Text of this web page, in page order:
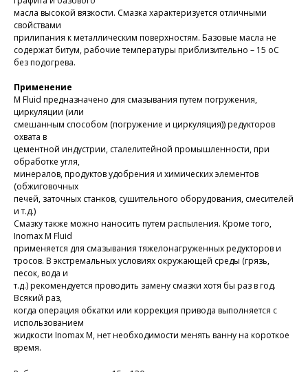
масла высокой вязкости. Смазка характеризуется отличными
свойствами
прилипания к металлическим поверхностям. Базовые масла не
содержат битум, рабочие температуры приблизительно – 15 oC
без подогрева.
Применение
M Fluid предназначено для смазывания путем погружения,
циркуляции (или
смешанным способом (погружение и циркуляция)) редукторов
охвата в
цементной индустрии, сталелитейной промышленности, при
обработке угля,
минералов, продуктов удобрения и химических элементов
(обжиговочных
печей, заточных станков, сушительного оборудования, смесителей
и т.д.)
Смазку также можно наносить путем распыления. Кроме того,
Inomax M Fluid
применяется для смазывания тяжелонагруженных редукторов и
тросов. В экстремальных условиях окружающей среды (грязь,
песок, вода и
т.д.) рекомендуется проводить замену смазки хотя бы раз в год.
Всякий раз,
когда операция обкатки или коррекция привода выполняется с
использованием
жидкости Inomax M, нет необходимости менять ванну на короткое
время.